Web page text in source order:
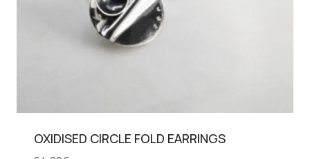
OXIDISED CIRCLE FOLD EARRINGS